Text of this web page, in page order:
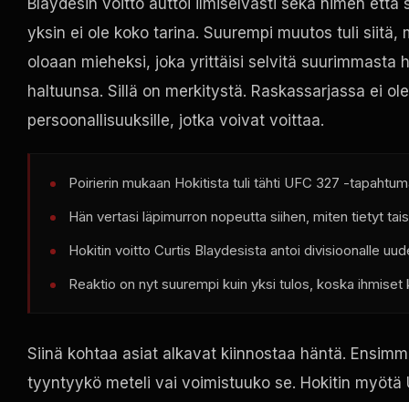
Blaydesin voitto auttoi ilmiselvästi sekä nimen
yksin ei ole koko tarina. Suurempi muutos tuli
oloaan mieheksi, joka yrittäisi selvitä suurimmasta
haltuunsa. Sillä on merkitystä. Raskassarjassa ei
persoonallisuuksille, jotka voivat voittaa.
Poirierin mukaan Hokitista tuli tähti UFC 327 -
Hän vertasi läpimurron nopeutta siihen, miten tietyt
Hokitin voitto Curtis Blaydesista antoi divisioonalle
Reaktio on nyt suurempi kuin yksi tulos, koska
Siinä kohtaa asiat alkavat kiinnostaa häntä.
tyyntyykö meteli vai voimistuuko se. Hokitin myötä